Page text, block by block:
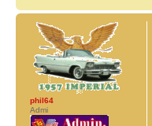
phil64
Admi